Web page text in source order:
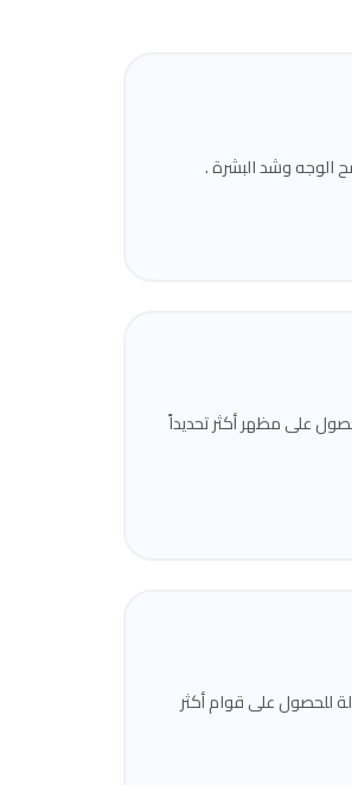
الوجه وشد البشرة .
على مظهر أكثر تحديداً
للحصول على قوام أكثر